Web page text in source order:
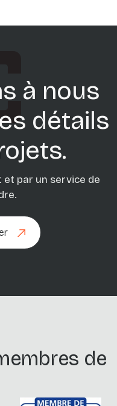
à nous
détails
par un service de
de